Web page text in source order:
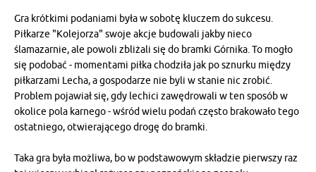
Gra krótkimi podaniami była w sobotę kluczem do sukcesu.
Piłkarze "Kolejorza" swoje akcje budowali jakby nieco
ślamazarnie, ale powoli zbliżali się do bramki Górnika. To mogło
się podobać - momentami piłka chodziła jak po sznurku między
piłkarzami Lecha, a gospodarze nie byli w stanie nic zrobić.
Problem pojawiał się, gdy lechici zawędrowali w ten sposób w
okolice pola karnego - wśród wielu podań często brakowało tego
ostatniego, otwierającego drogę do bramki.
Taka gra była możliwa, bo w podstawowym składzie pierwszy raz